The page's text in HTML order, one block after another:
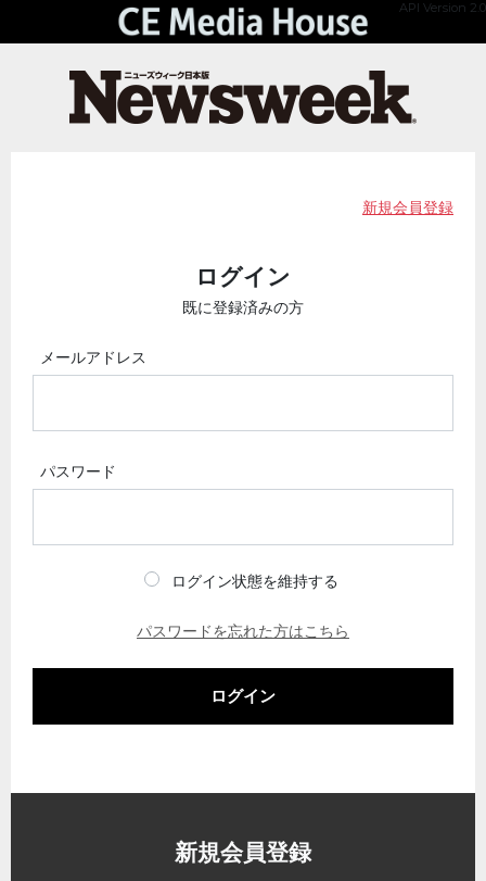
API Version 2.0
新規会員登録
ログイン
既に登録済みの方
メールアドレス
パスワード
ログイン状態を維持する
パスワードを忘れた方はこちら
ログイン
新規会員登録